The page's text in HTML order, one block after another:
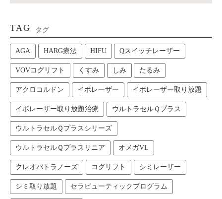
TAG タグ
AGA HARG療法 HIFU Qスイッチレーザー
VOVコグリフト くすみ しみ たるみ
アクロコルドン イボレーザー イボレーザー取り放題
イボレーザー取り放題治療 ウルトラセルＱプラス
ウルトラセルＱプラスシリーズ
ウルトラセルＱプラスリニア オメガVL
クレオパトラノーズ コグリフト シミレーザー
シミ取り放題 セラピューティックプログラム